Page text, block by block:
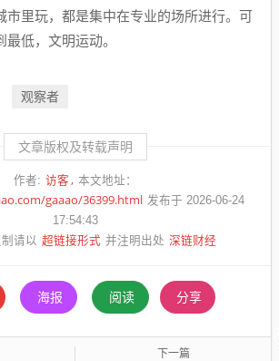
市里玩，都是集中在专业的场所进行。可
低，文明运动。
观察者
文章版权及转载声明
作者: 访客 本文地址：
gaaao/36399.html 发布于 2026-06-24
17:54:43
请以 超链接形式 并注明出处 深链财经
海报 阅读 分享
下一篇